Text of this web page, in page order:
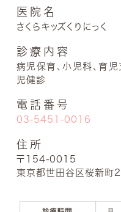
医院名
さくらキッズくりにっく
診療内容
病児保育、小児科、育児
児健診
電話番号
03-5451-0016
住所
〒154-0015
東京都世田谷区桜新町